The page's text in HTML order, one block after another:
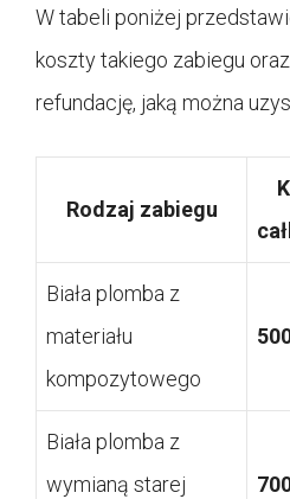
W tabeli poniżej
koszty takiego zabiegu
refundację, jaką można
Rodzaj zabiegu
Biała plomba z
materiału
kompozytowego
Biała plomba z
wymianą starej